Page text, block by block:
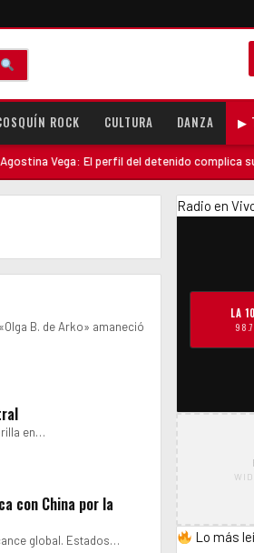
ROCK CULTURA DANZA ▶
Vega: El perfil del detenido complica su
B. de Arko» amaneció
en…
con China por la
global. Estados…
Radio en
LA
98.7
Lo más